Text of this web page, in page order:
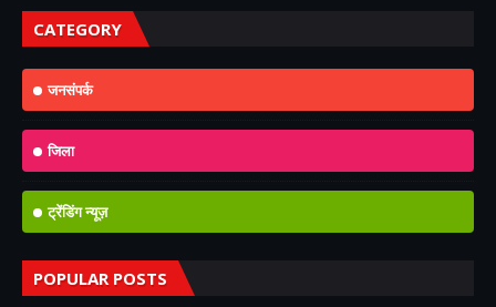
CATEGORY
जनसंपर्क
जिला
ट्रेंडिंग न्यूज़
POPULAR POSTS